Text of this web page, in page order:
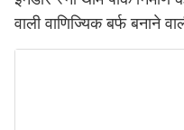
वाली वाणिज्यिक बर्फ बनाने